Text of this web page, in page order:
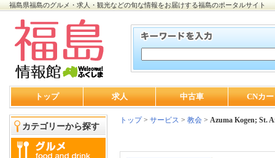
福島県福島のグルメ・求人・観光などの旬な情報をお届けする福島のポータルサイト
トップ 求人 中古車 CNカ
カテゴリーから探す
トップ> サービス > 教会 > Azuma Kogen; St.